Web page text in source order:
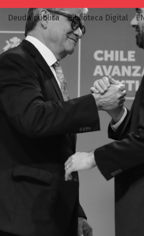
Deuda pública Biblioteca Digital